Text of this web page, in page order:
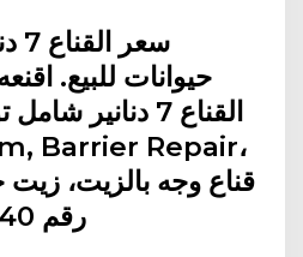
حيوانات للبيع.
رقم 440 في أقنعة الوجه